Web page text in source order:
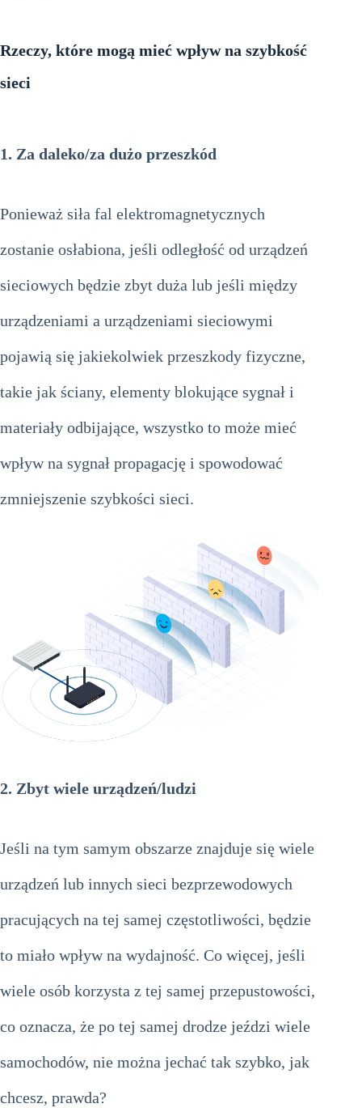
Rzeczy, które mogą mieć wpływ na szybkość
sieci
1. Za daleko/za dużo przeszkód
Ponieważ siła fal elektromagnetycznych
zostanie osłabiona, jeśli odległość od urządzeń
sieciowych będzie zbyt duża lub jeśli między
urządzeniami a urządzeniami sieciowymi
pojawią się jakiekolwiek przeszkody fizyczne,
takie jak ściany, elementy blokujące sygnał i
materiały odbijające, wszystko to może mieć
wpływ na sygnał propagację i spowodować
zmniejszenie szybkości sieci.
2. Zbyt wiele urządzeń/ludzi
Jeśli na tym samym obszarze znajduje się wiele
urządzeń lub innych sieci bezprzewodowych
pracujących na tej samej częstotliwości, będzie
to miało wpływ na wydajność. Co więcej, jeśli
wiele osób korzysta z tej samej przepustowości,
co oznacza, że po tej samej drodze jeździ wiele
samochodów, nie można jechać tak szybko, jak
chcesz, prawda?